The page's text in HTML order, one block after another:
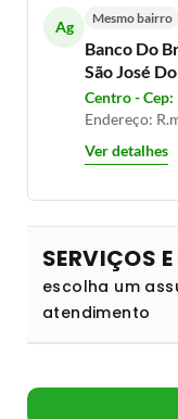
Ag Mesmo bairro
Banco Do
São José
Centro -
Endereço:
Ver detalhes
SERVIÇOS E
escolha um
atendimento